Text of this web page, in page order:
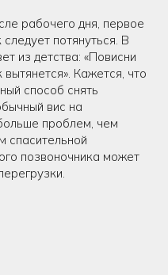
рабочего дня, первое
потянуться. В
из детства: «Повисни
Кажется, что
способ снять
вис на
проблем, чем
спасительной
позвоночника может